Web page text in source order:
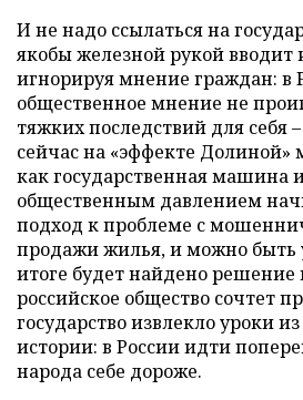
И не надо ссылаться на
якобы железной рукой вводит
игнорируя мнение граждан: в
общественное мнение не
тяжких последствий для себя
сейчас на «эффекте
как государственная машина
общественным давлением
подход к проблеме с
продажи жилья, и можно быть
итоге будет найдено решение
российское общество сочтет
государство извлекло уроки
истории: в России идти
народа себе дороже.